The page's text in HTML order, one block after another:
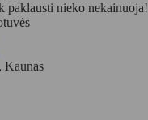
paklausti nieko nekainuoja!
Kaunas